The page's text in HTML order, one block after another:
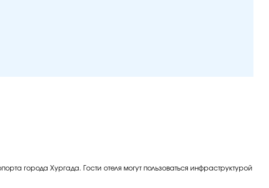
города Хургада. Гости отеля могут пользоваться инфраструктурой